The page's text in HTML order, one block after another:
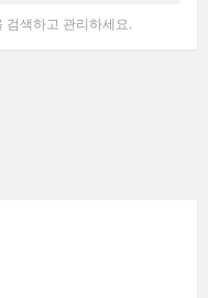
검색하고 관리하세요.